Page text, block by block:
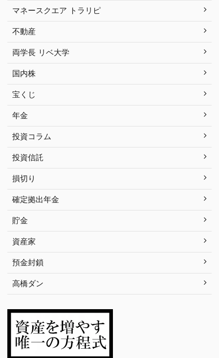
マネースクエア トラリピ
不動産
両学長 リベ大学
国内株
宝くじ
年金
投資コラム
投資信託
損切り
確定拠出年金
貯金
資産家
預金封鎖
高橋ダン